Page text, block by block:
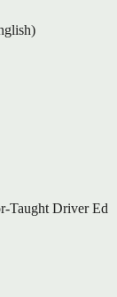
Taught Driver Ed